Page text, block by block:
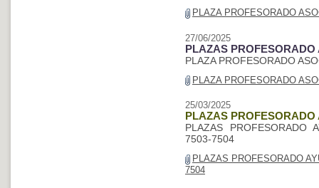
PLAZA PROFESORADO
27/06/2025
PLAZAS
PLAZA PROFESORADO
PLAZA PROFESORADO
25/03/2025
PLAZAS
PLAZAS PROFESORADO
7503-7504
PLAZAS PROFESORADO
7504